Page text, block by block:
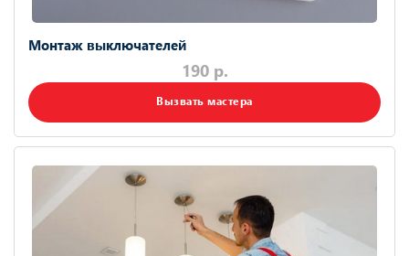
Монтаж выключателей
190 р.
Вызвать мастера